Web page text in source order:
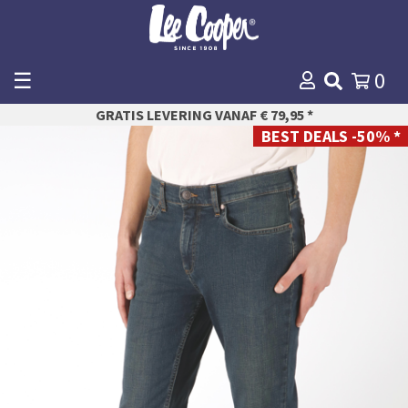
☰ 0
WINKELMANDJE
AFREKENEN
GRATIS LEVERING VANAF € 79,95 *
BEST DEALS -50% *